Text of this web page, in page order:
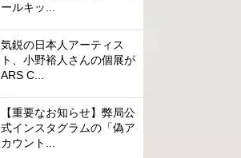
ールキッ...
気鋭の日本人アーティス
ト、小野裕人さんの個展が
ARS C...
【重要なお知らせ】弊局公
式インスタグラムの「偽ア
カウント...